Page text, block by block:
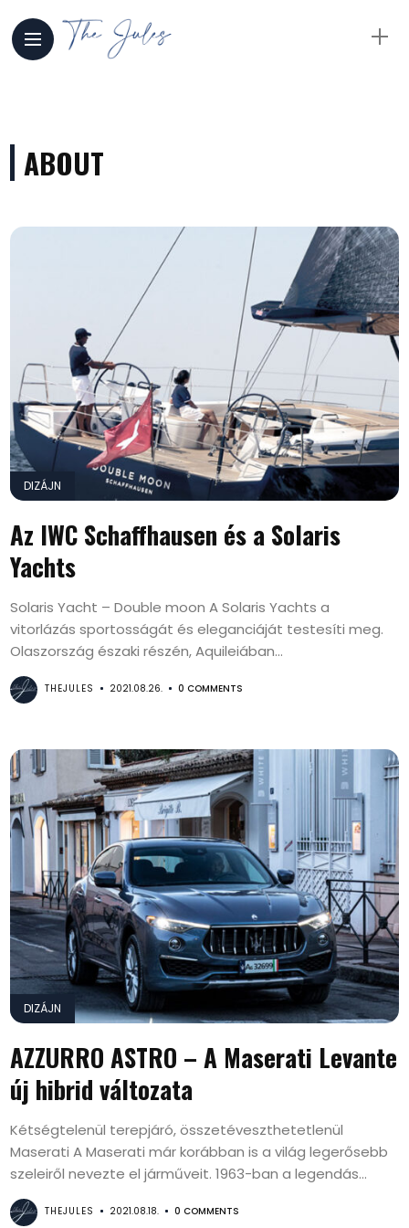
ABOUT
DIZÁJN
Az IWC Schaffhausen és a Solaris
Yachts
Solaris Yacht – Double moon A Solaris Yachts a
vitorlázás sportosságát és eleganciáját testesíti meg.
Olaszország északi részén, Aquileiában...
THEJULES 2021.08.26. 0 COMMENTS
DIZÁJN
AZZURRO ASTRO – A Maserati Levante
új hibrid változata
Kétségtelenül terepjáró, összetéveszthetetlenül
Maserati A Maserati már korábban is a világ legerősebb
szeleiről nevezte el járműveit. 1963-ban a legendás...
THEJULES 2021.08.18. 0 COMMENTS